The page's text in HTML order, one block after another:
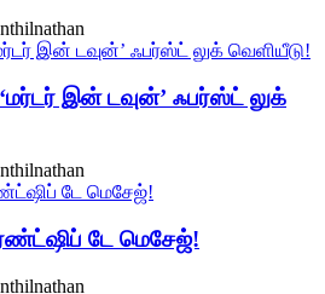
இன் டவுன்’ ஃபர்ஸ்ட் லுக்
டே மெசேஜ்!